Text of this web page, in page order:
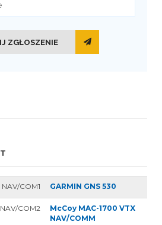
ZGŁOSZENIE
NAV/COM1 GARMIN GNS 530
NAV/COM2
McCoy MAC-1700 VTX
NAV/COMM